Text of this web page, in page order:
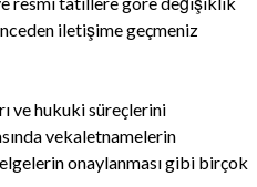
iletişime geçmeniz
ve hukuki süreçlerini
vekaletnamelerin
onaylanması gibi birçok